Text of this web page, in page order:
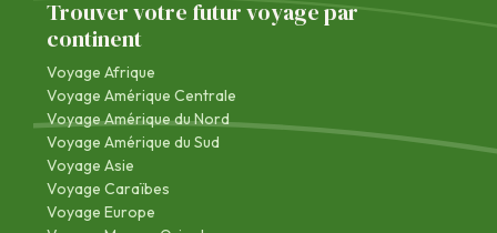
Trouver votre futur voyage par
continent
Voyage Afrique
Voyage Amérique Centrale
Voyage Amérique du Nord
Voyage Amérique du Sud
Voyage Asie
Voyage Caraïbes
Voyage Europe